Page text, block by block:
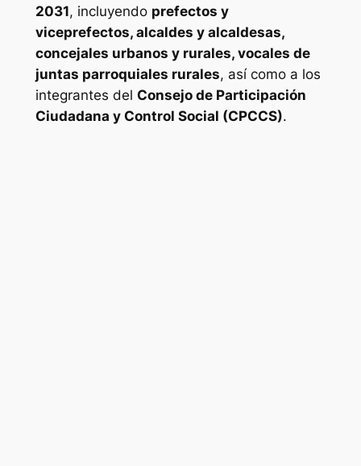
2031, incluyendo prefectos y
viceprefectos, alcaldes y alcaldesas,
concejales urbanos y rurales, vocales de
juntas parroquiales rurales, así como a los
integrantes del Consejo de Participación
Ciudadana y Control Social (CPCCS).